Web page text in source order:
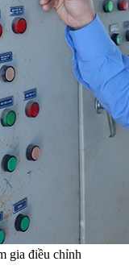
gia điều chỉnh